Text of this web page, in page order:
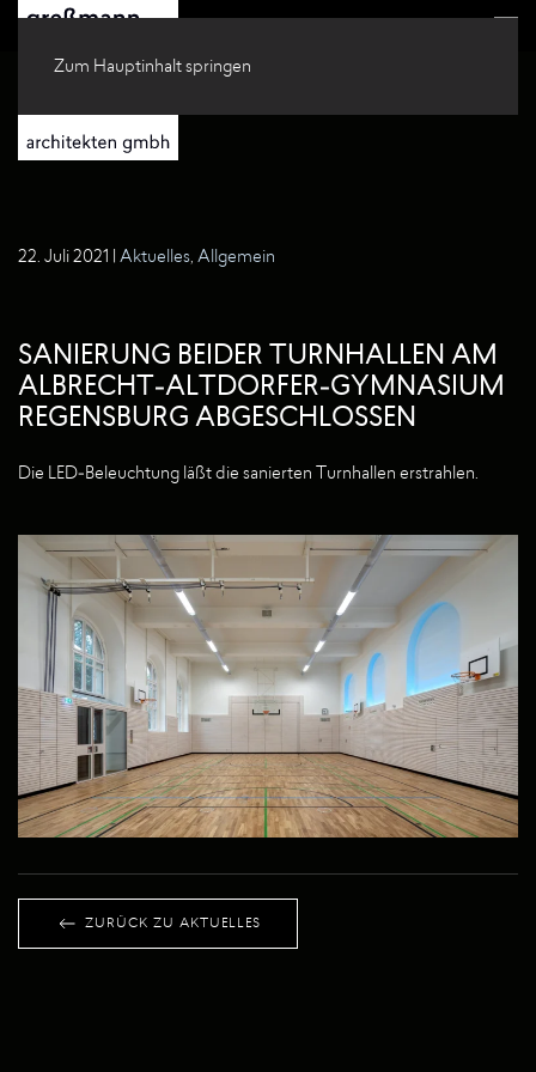
Zum Hauptinhalt springen
22. Juli 2021 Aktuelles, Allgemein
SANIERUNG BEIDER TURNHALLEN AM
ALBRECHT-ALTDORFER-GYMNASIUM
REGENSBURG ABGESCHLOSSEN
Die LED-Beleuchtung läßt die sanierten Turnhallen erstrahlen.
ZURÜCK ZU AKTUELLES